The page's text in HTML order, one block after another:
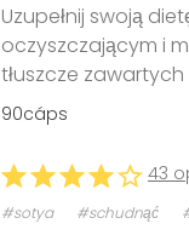
Uzupełnij swoją
oczyszczającym i
tłuszcze
90cáps
43
#sotya #schudnąć